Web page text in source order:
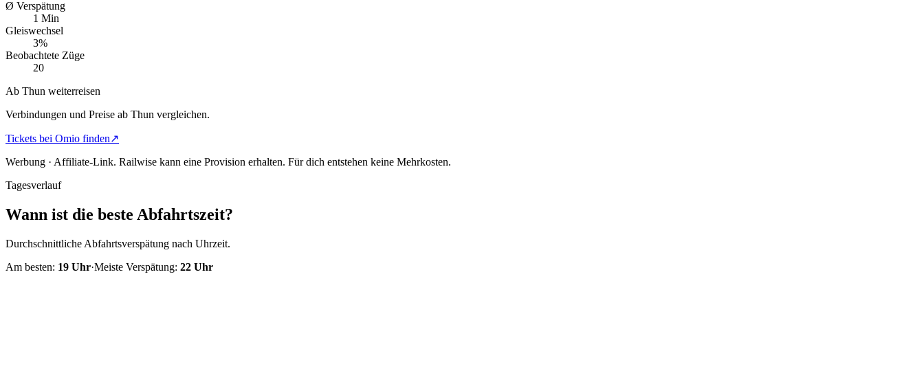
Ø Verspätung
1 Min
Gleiswechsel
3%
Beobachtete Züge
20
Ab Thun weiterreisen
Verbindungen und Preise ab Thun vergleichen.
Tickets bei Omio finden↗
Werbung · Affiliate-Link. Railwise kann eine Provision erhalten. Für dich entstehen keine Mehrkosten.
Tagesverlauf
Wann ist die beste Abfahrtszeit?
Durchschnittliche Abfahrtsverspätung nach Uhrzeit.
Am besten: 19 Uhr·Meiste Verspätung: 22 Uhr